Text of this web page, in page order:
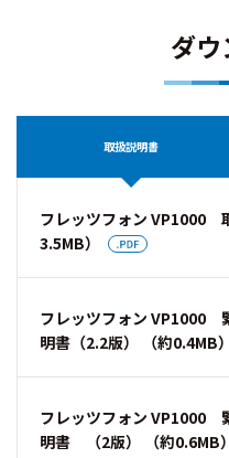
ダウ
取扱説明書
フレッツフォン VP1000
3.5MB）
フレッツフォン VP1000
明書（2.2版） （約0.4MB）
フレッツフォン VP1000
明書 （2版） （約0.6MB）